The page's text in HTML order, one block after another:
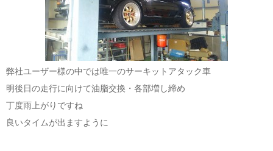
弊社ユーザー様の中では唯一のサーキットアタック車
明後日の走行に向けて油脂交換・各部増し締め
丁度雨上がりですね
良いタイムが出ますように